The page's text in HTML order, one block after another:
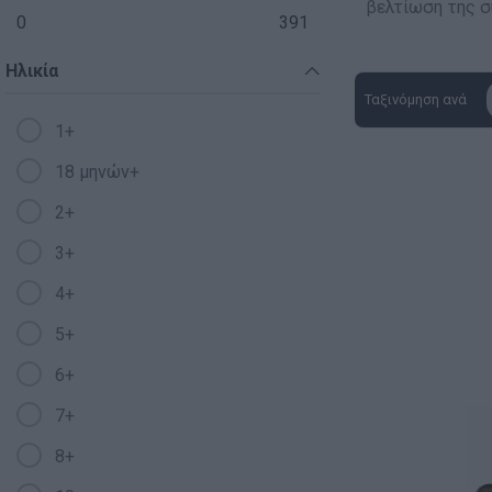
ΠΑΖΛ & ΣΦΗΝΏΜΑΤΑ
0 391
Ηλικία
1+
18 μηνών+
2+
3+
4+
5+
6+
7+
8+
βελτίωση της
Ταξινόμηση ανά